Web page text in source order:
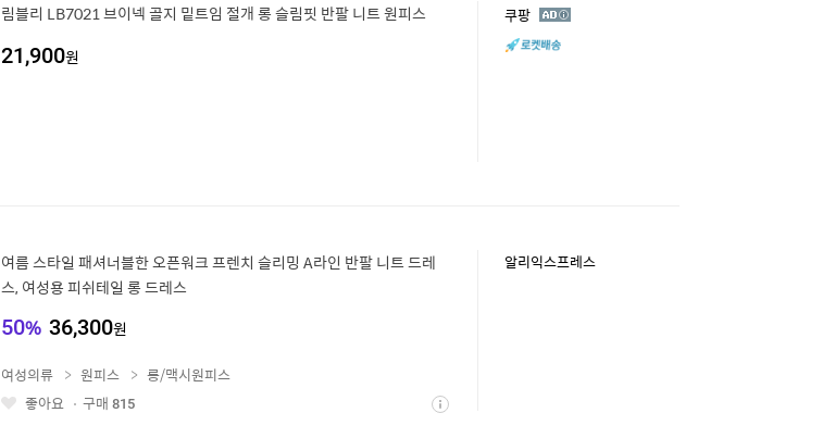
림블리 LB7021 브이넥 골지 밑트임 절개 롱 슬림핏 반팔 니트 원피스
21,900원
쿠팡 광
고
여름 스타일 패셔너블한 오픈워크 프렌치 슬리밍 A라인 반팔 니트 드레
스, 여성용 피쉬테일 롱 드레스
50% 36,300원
알리익스프레스
좋 상
여성의류 원피스
롱/맥시원피스
좋아요
구매 815